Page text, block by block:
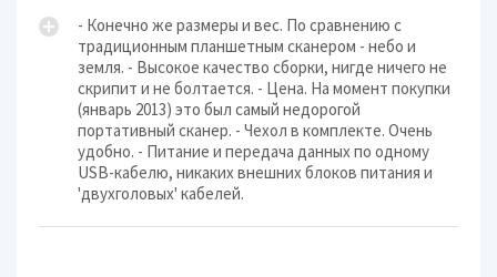
- Конечно же размеры и вес. По сравнению с
традиционным планшетным сканером - небо и
земля. - Высокое качество сборки, нигде ничего не
скрипит и не болтается. - Цена. На момент покупки
(январь 2013) это был самый недорогой
портативный сканер. - Чехол в комплекте. Очень
удобно. - Питание и передача данных по одному
USB-кабелю, никаких внешних блоков питания и
'двухголовых' кабелей.